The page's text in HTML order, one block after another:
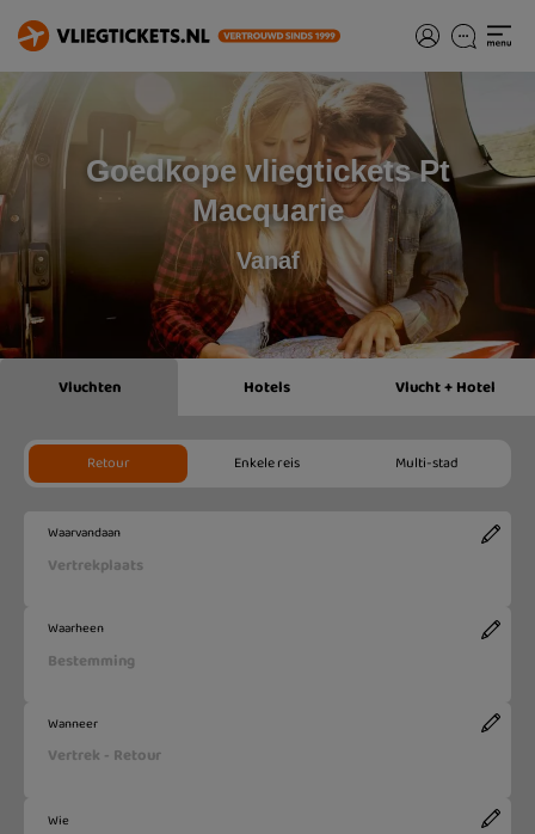
Goedkope vliegtickets Pt
Macquarie
Vanaf